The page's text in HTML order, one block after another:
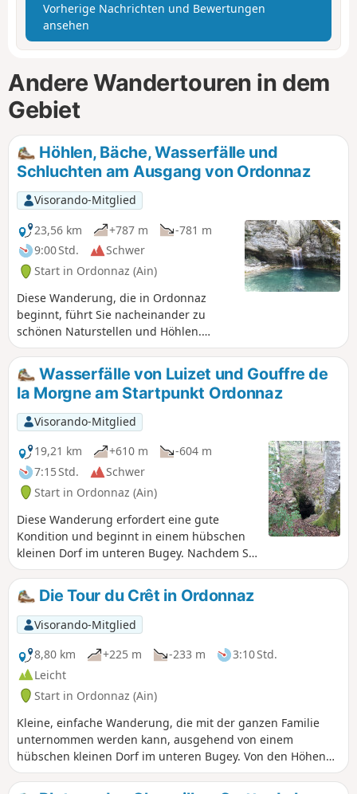
Vorherige Nachrichten und Bewertungen
ansehen
Andere Wandertouren in dem
Gebiet
Höhlen, Bäche, Wasserfälle und
Schluchten am Ausgang von Ordonnaz
Visorando-Mitglied
23,56 km
+787 m
-781 m
9:00 Std.
Schwer
Start in Ordonnaz (Ain)
Diese Wanderung, die in Ordonnaz
beginnt, führt Sie nacheinander zu
schönen Naturstellen und Höhlen.
Unterwegs genießen Sie einen schönen
Blick auf die Dörfer Marchamp und
Cerin. Sie kommen am Dorf Lompnas
vorbei und dann am Bach Gros Pertuis.
Sie können die Strudeltöpfe und den
herrlichen Wasserfall von La Brive
bewundern. Schließlich kommen Sie an
Überresten der Vergangenheit vorbei,
alten Mühlen, und zum Abschluss
erwartet Sie die Schlucht Gouffre de la
Morgne.
Wasserfälle von Luizet und Gouffre de
la Morgne am Startpunkt Ordonnaz
Visorando-Mitglied
19,21 km
+610 m
-604 m
7:15 Std.
Schwer
Start in Ordonnaz (Ain)
Diese Wanderung erfordert eine gute
Kondition und beginnt in einem hübschen
kleinen Dorf im unteren Bugey. Nachdem Sie
dem Bach Ruisseau de la Gouille gefolgt
sind, können Sie den Wasserfall Cascade N°
1 de Luizet bewundern und gelangen dann
durch den Wald Bois d'Arella auf ein Plateau,
das im Frühling mit Narzissen übersät ist.
Von diesen Höhen aus haben Sie einen
wunderschönen Blick auf die Dörfer Onglas,
Bénonces und Serrières de Briord. Der
Hauptwasserfall von Luizet und die Schlucht
Gouffre de la Morgne verschönern den
weiteren Verlauf Ihrer Wanderung.
Die Tour du Crêt in Ordonnaz
Visorando-Mitglied
8,80 km
+225 m -233 m
3:10 Std.
Leicht
Start in Ordonnaz (Ain)
Kleine, einfache Wanderung, die mit der ganzen Familie
unternommen werden kann, ausgehend von einem
hübschen kleinen Dorf im unteren Bugey. Von den Höhen
des Crêt aus hat man bei klarem Wetter einen schönen Blick
auf den Mont Blanc und das Tal der Burbanche. Am Ende